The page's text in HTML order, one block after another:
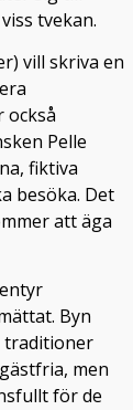
tvekan.
vill skriva en
också
Pelle
fiktiva
besöka. Det
att äga
Byn
traditioner
men
för de